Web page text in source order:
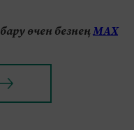
өчен безнеңМАХ